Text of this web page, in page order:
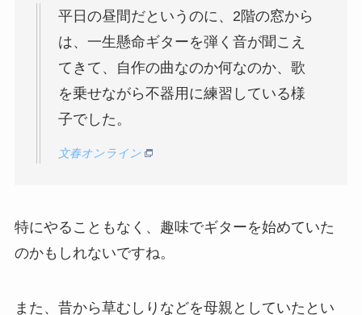
平日の昼間だというのに、2階の窓から
は、一生懸命ギターを弾く音が聞こえ
てきて、自作の曲なのか何なのか、歌
を乗せながら不器用に練習している様
子でした。
文春オンライン
特にやることもなく、趣味でギターを始めていた
のかもしれないですね。
また、昔から草むしりなどを母親としていたとい